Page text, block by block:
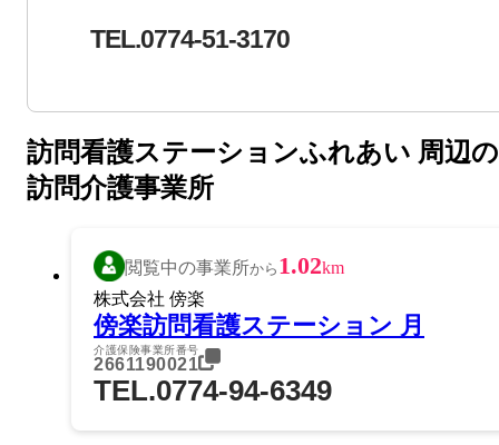
TEL.0774-51-3170
訪問看護ステーションふれあい 周辺の
訪問介護事業所
閲覧中の事業所から 1.02km
株式会社 傍楽
傍楽訪問看護ステーション 月
介護保険事業所番号
2661190021
TEL.0774-94-6349